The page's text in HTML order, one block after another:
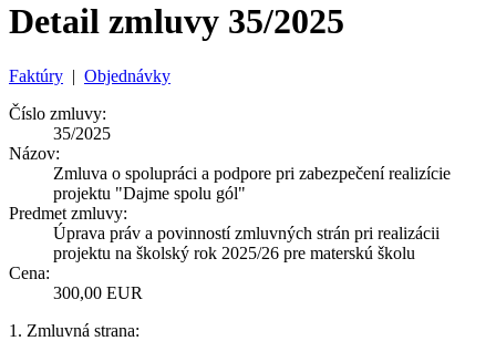
Detail zmluvy 35/2025
Faktúry | Objednávky
Číslo zmluvy:
35/2025
Názov:
Zmluva o spolupráci a podpore pri zabezpečení realizície
projektu "Dajme spolu gól"
Predmet zmluvy:
Úprava práv a povinností zmluvných strán pri realizácii
projektu na školský rok 2025/26 pre materskú školu
Cena:
300,00 EUR
1. Zmluvná strana: